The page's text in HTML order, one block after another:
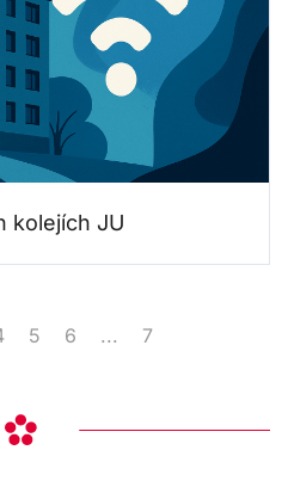
kolejích JU
5 6 ... 7